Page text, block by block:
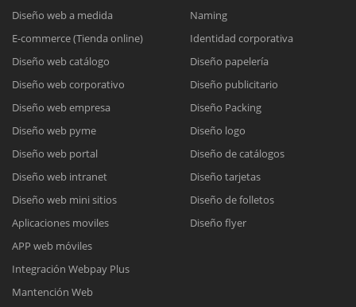
Diseño web a medida
E-commerce (Tienda online)
Diseño web catálogo
Diseño web corporativo
Diseño web empresa
Diseño web pyme
Diseño web portal
Diseño web intranet
Diseño web mini sitios
Aplicaciones moviles
APP web móviles
Integración Webpay Plus
Mantención Web
Naming
Identidad corporativa
Diseño papelería
Diseño publicitario
Diseño Packing
Diseño logo
Diseño de catálogos
Diseño tarjetas
Diseño de folletos
Diseño flyer